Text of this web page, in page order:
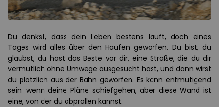
Du denkst, dass dein Leben bestens läuft, doch eines
Tages wird alles über den Haufen geworfen. Du bist, du
glaubst, du hast das Beste vor dir, eine Straße, die du dir
vermutlich ohne Umwege ausgesucht hast, und dann wirst
du plötzlich aus der Bahn geworfen. Es kann entmutigend
sein, wenn deine Pläne schiefgehen, aber diese Wand ist
eine, von der du abprallen kannst.